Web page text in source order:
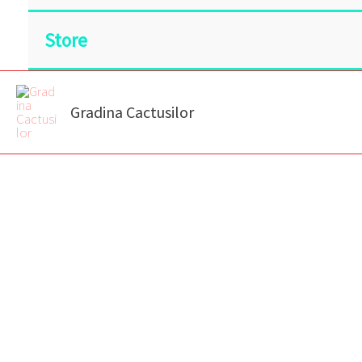
Store
Gradina Cactusilor